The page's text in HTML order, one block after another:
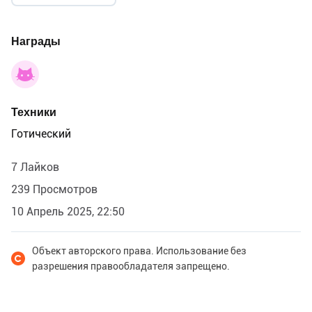
Награды
Техники
Готический
7 Лайков
239 Просмотров
10 Апрель 2025, 22:50
Объект авторского права. Использование без
разрешения правообладателя запрещено.